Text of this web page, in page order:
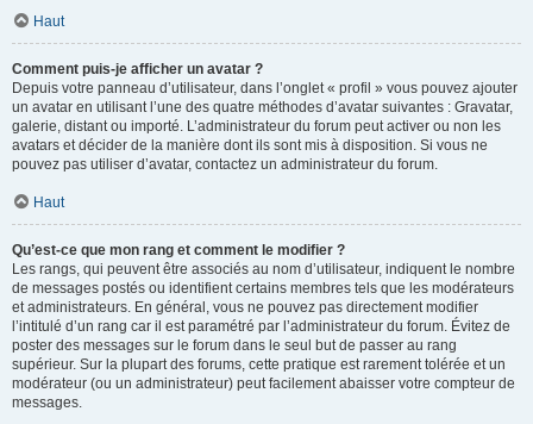
Haut
Comment puis-je afficher un avatar ?
Depuis votre panneau d’utilisateur, dans l’onglet « profil » vous pouvez ajouter
un avatar en utilisant l’une des quatre méthodes d’avatar suivantes : Gravatar,
galerie, distant ou importé. L’administrateur du forum peut activer ou non les
avatars et décider de la manière dont ils sont mis à disposition. Si vous ne
pouvez pas utiliser d’avatar, contactez un administrateur du forum.
Haut
Qu’est-ce que mon rang et comment le modifier ?
Les rangs, qui peuvent être associés au nom d’utilisateur, indiquent le nombre
de messages postés ou identifient certains membres tels que les modérateurs
et administrateurs. En général, vous ne pouvez pas directement modifier
l’intitulé d’un rang car il est paramétré par l’administrateur du forum. Évitez de
poster des messages sur le forum dans le seul but de passer au rang
supérieur. Sur la plupart des forums, cette pratique est rarement tolérée et un
modérateur (ou un administrateur) peut facilement abaisser votre compteur de
messages.